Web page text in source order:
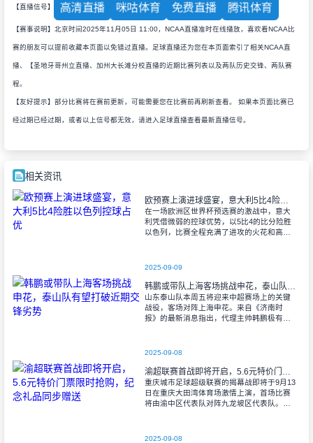
【直播信号】 高清直播 咪咕体育 免费直播 腾讯体育
【赛事说明】北京时间2025年11月05日 11:00，NCAA直播准时在线播放，喜欢看NCAA比
赛的朋友可以提前收藏本页面以免错过直播。足球直播还为您在本页面索引了相关NCAA直
播、【圣地牙哥州立直播、加州大长滩分校直播的近期比赛列表以及两队历史交锋、两队赛
程。
【友好提示】部分比赛将在赛前更新，可能需要您在比赛前再刷新查看。 如果本页面比赛已
经过期已经过期，或者以上信号都无效，请进入足球直播查看最新直播信号。
相关资讯
欧预赛上演进球盛宴，意大利5比4险胜以色列控球占优
在一场欧洲区世界杯预选赛的激战中，意大
利凭借微弱的控球优势，以5比4的比分险胜
以色列，比赛全程充满了进攻的火花和高效
2025-09-09
山东泰山队本周五将迎来中超赛场上的关键
战役，客场对阵上海申花。来自《济南时
报》的最新消息指出，代理主帅韩鹏极有可
验。
2025-09-08
渝超联赛首战即将开启，5.6元特价门票限时抢购，纪念礼品同步赠送
重庆城市足球超级联赛的揭幕战即将于9月13
日在重庆大田湾体育场激情上演，首场比赛
将由渝中区代表队对阵九龙坡区代表队。据
2025-09-08